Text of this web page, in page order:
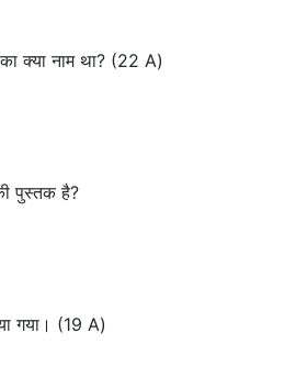
क्या नाम था? (22 A)
पुस्तक है?
गया। (19 A)